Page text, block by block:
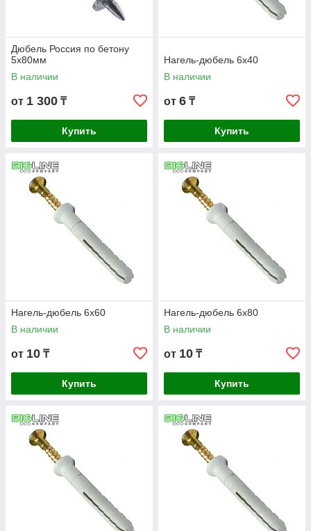
Дюбель Россия по бетону
5х80мм
В наличии
от 1 300 ₸
Купить
Нагель-дюбель 6х40
В наличии
от 6 ₸
Купить
Нагель-дюбель 6х60
В наличии
от 10 ₸
Купить
Нагель-дюбель 6х80
В наличии
от 10 ₸
Купить